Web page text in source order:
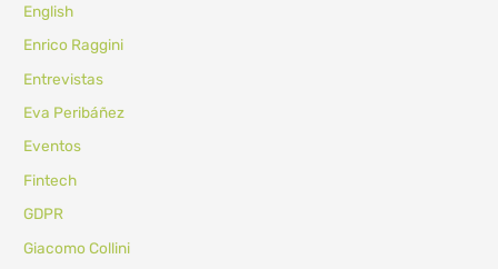
English
Enrico Raggini
Entrevistas
Eva Peribáñez
Eventos
Fintech
GDPR
Giacomo Collini